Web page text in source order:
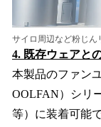
サイロ周辺など粉じん
4. 既存ウェアと
本製品のファン
OOLFAN）シリ
等）に装着可能